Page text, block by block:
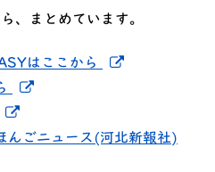
、まとめています。
はここから
んごニュース(河北新報社)